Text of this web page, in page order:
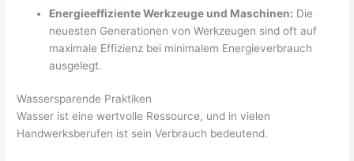
Energieeffiziente Werkzeuge und Maschinen: Die
neuesten Generationen von Werkzeugen sind oft auf
maximale Effizienz bei minimalem Energieverbrauch
ausgelegt.
Wassersparende Praktiken
Wasser ist eine wertvolle Ressource, und in vielen
Handwerksberufen ist sein Verbrauch bedeutend.